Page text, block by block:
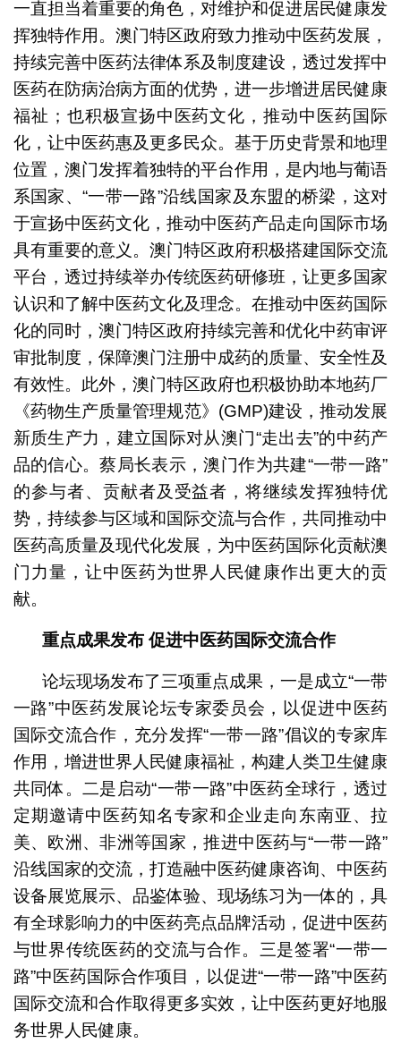
一直担当着重要的角色，对维护和促进居民健康发
挥独特作用。澳门特区政府致力推动中医药发展，
持续完善中医药法律体系及制度建设，透过发挥中
医药在防病治病方面的优势，进一步增进居民健康
福祉；也积极宣扬中医药文化，推动中医药国际
化，让中医药惠及更多民众。基于历史背景和地理
位置，澳门发挥着独特的平台作用，是内地与葡语
系国家、“一带一路”沿线国家及东盟的桥梁，这对
于宣扬中医药文化，推动中医药产品走向国际市场
具有重要的意义。澳门特区政府积极搭建国际交流
平台，透过持续举办传统医药研修班，让更多国家
认识和了解中医药文化及理念。在推动中医药国际
化的同时，澳门特区政府持续完善和优化中药审评
审批制度，保障澳门注册中成药的质量、安全性及
有效性。此外，澳门特区政府也积极协助本地药厂
《药物生产质量管理规范》(GMP)建设，推动发展
新质生产力，建立国际对从澳门“走出去”的中药产
品的信心。蔡局长表示，澳门作为共建“一带一路”
的参与者、贡献者及受益者，将继续发挥独特优
势，持续参与区域和国际交流与合作，共同推动中
医药高质量及现代化发展，为中医药国际化贡献澳
门力量，让中医药为世界人民健康作出更大的贡
献。
重点成果发布 促进中医药国际交流合作
论坛现场发布了三项重点成果，一是成立“一带
一路”中医药发展论坛专家委员会，以促进中医药
国际交流合作，充分发挥“一带一路”倡议的专家库
作用，增进世界人民健康福祉，构建人类卫生健康
共同体。二是启动“一带一路”中医药全球行，透过
定期邀请中医药知名专家和企业走向东南亚、拉
美、欧洲、非洲等国家，推进中医药与“一带一路”
沿线国家的交流，打造融中医药健康咨询、中医药
设备展览展示、品鉴体验、现场练习为一体的，具
有全球影响力的中医药亮点品牌活动，促进中医药
与世界传统医药的交流与合作。三是签署“一带一
路”中医药国际合作项目，以促进“一带一路”中医药
国际交流和合作取得更多实效，让中医药更好地服
务世界人民健康。